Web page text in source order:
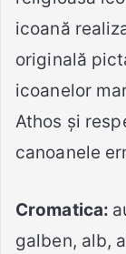
icoană
originală
icoanelor
Athos şi
canoanele
Cromatica:
galben, alb,